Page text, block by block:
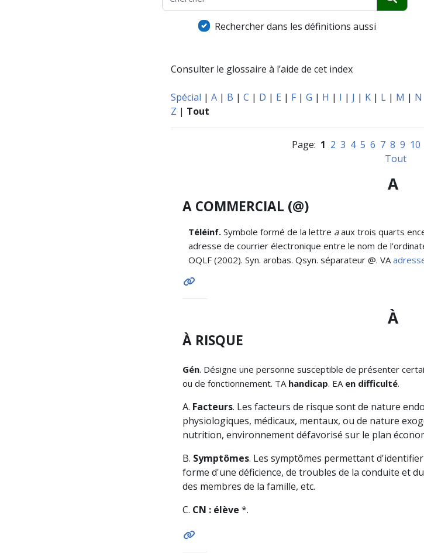
Chercher
Rechercher dans les définitions aussi
Consulter le glossaire à l’aide de cet index
Spécial | A | B | C | D | E | F | G | H | I | J | K | L | M | N
Z | Tout
Page: 1 2 3 4 5 6 7 8 9 10
Tout
A
A COMMERCIAL (@)
Téléinf. Symbole formé de la lettre aaux trois quarts
adresse de courrier électronique entre le nom de
OQLF (2002). Syn. arobas. Qsyn. séparateur @. VA
À
À RISQUE
Gén. Désigne une personne susceptible de présenter
ou de fonctionnement. TA handicap. EA en difficulté.
A. Facteurs. Les facteurs de risque sont de nature
physiologiques, médicaux, mentaux, ou de nature
nutrition, environnement défavorisé sur le plan
B. Symptômes. Les symptômes permettant
forme d'une déficience, de troubles de la conduite et
des membres de la famille, etc.
C. CN : élève *.